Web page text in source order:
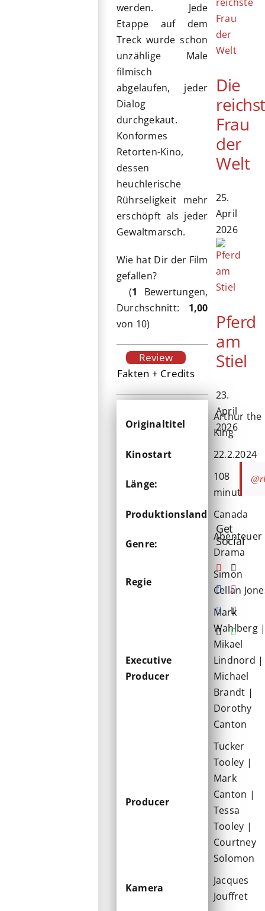
werden. Jede
Etappe auf dem
Treck wurde schon
unzählige Male
filmisch
abgelaufen, jeder
Dialog
durchgekaut.
Konformes
Retorten-Kino,
dessen
heuchlerische
Rührseligkeit mehr
erschöpft als jeder
Gewaltmarsch.
Wie hat Dir der Film
gefallen?
(1
Bewertungen,
Durchschnitt: 1,00
von 10)
Review
Fakten + Credits
Originaltitel
Arthur the
King
Kinostart
22.2.2024
Länge:
108
minuten
Produktionsland Canada
Genre:
Drama
Regie
Simon
Cellan
Executive
Producer
Mark
Wahlberg
Mikael
Lindnord |
Michael
Brandt |
Dorothy
Canton
Producer
Tucker
Tooley |
Mark
Canton |
Tessa
Tooley |
Courtney
Solomon
Kamera
Jacques
Jouffret
Die
Frau
der
Welt
25.
April
2026
Pferd
am
Stiel
23.
April
2026
Get
Social